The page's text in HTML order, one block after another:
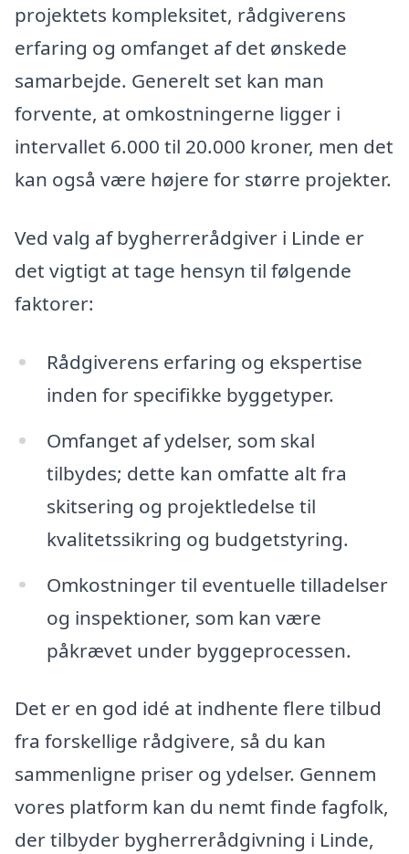
projektets kompleksitet, rådgiverens
erfaring og omfanget af det ønskede
samarbejde. Generelt set kan man
forvente, at omkostningerne ligger i
intervallet 6.000 til 20.000 kroner, men det
kan også være højere for større projekter.
Ved valg af bygherrerådgiver i Linde er
det vigtigt at tage hensyn til følgende
faktorer:
Rådgiverens erfaring og ekspertise
inden for specifikke byggetyper.
Omfanget af ydelser, som skal
tilbydes; dette kan omfatte alt fra
skitsering og projektledelse til
kvalitetssikring og budgetstyring.
Omkostninger til eventuelle tilladelser
og inspektioner, som kan være
påkrævet under byggeprocessen.
Det er en god idé at indhente flere tilbud
fra forskellige rådgivere, så du kan
sammenligne priser og ydelser. Gennem
vores platform kan du nemt finde fagfolk,
der tilbyder bygherrerådgivning i Linde,